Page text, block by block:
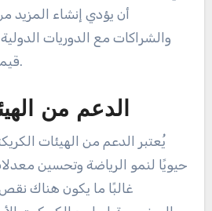
أن يؤدي إنشاء المزيد
والشراكات مع الدوريات الدولية
قيمة وتعزيز أداء اللاعبين.
الدعم من
يُعتبر الدعم من الهيئات
حيويًا لنمو الرياضة وتحسين
غالبًا ما يكون هناك